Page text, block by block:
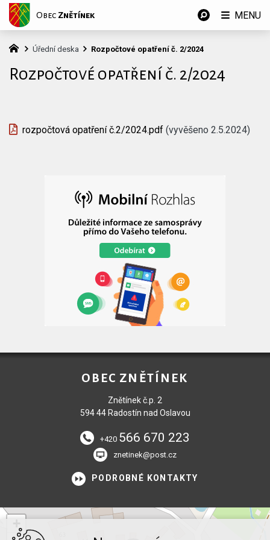
Úřední deska Rozpočtové opatření č. 2/2024
Rozpočtové opatření č. 2/2024
rozpočtová opatření č.2/2024.pdf(vyvěšeno 2.5.2024)
OBEC ZNĚTÍNEK
Znětínek č.p. 2
594 44 Radostín nad Oslavou
+420 566 670 223
znetinek@post.cz
PODROBNÉ KONTAKTY
Obec Znětínek MENU